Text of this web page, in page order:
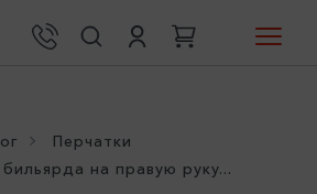
Перчатки
на правую руку...